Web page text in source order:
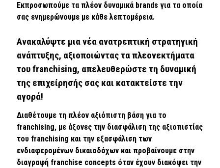
Εκπροσωπούμε τα πλέον δυναμικά brands για τα οποία
σας ενημερώνουμε με κάθε λεπτομέρεια.
Ανακαλύψτε μια νέα ανατρεπτική στρατηγική
ανάπτυξης, αξιοποιώντας τα πλεονεκτήματα
του franchising, απελευθερώστε τη δυναμική
της επιχείρησής σας και κατακτείστε την
αγορά!
Διαθέτουμε τη πλέον αξιόπιστη βάση για το
franchising, με άξονες την διασφάλιση της αξιοπιστίας
του franchising και την εξασφάλιση των
ενδιαφερομένων δικαιοδόχων και προβαίνουμε στην
διαγραφή franchise concepts όταν έχουν διακόψει την